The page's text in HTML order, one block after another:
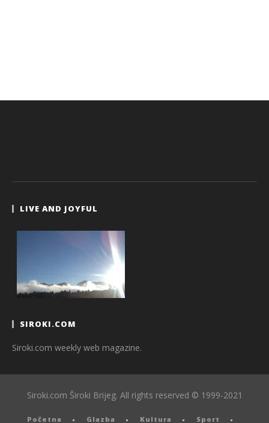
LIVE AND JOYFUL
SIROKI.COM
Siroki.com weekly web magazine.
Siroki.com Široki Brijeg. All rights reserved © 1999-2021
Početna Glazba Kultura Sport